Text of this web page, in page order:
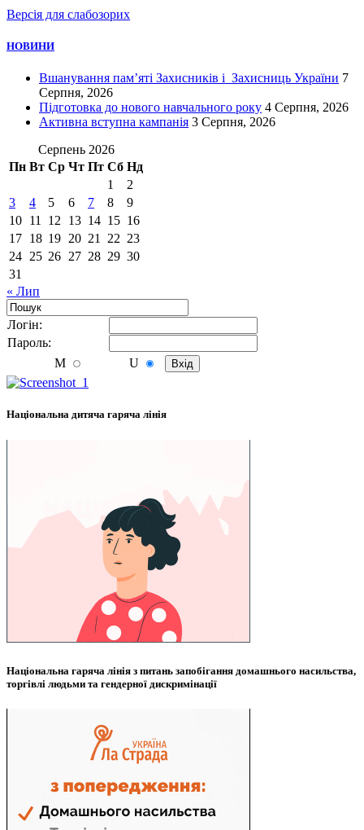
Версія для слабозорих
НОВИНИ
Вшанування пам’яті Захисників і Захисниць України 7
Серпня, 2026
Підготовка до нового навчального року 4 Серпня, 2026
Активна вступна кампанія 3 Серпня, 2026
Серпень 2026
Пн Вт Ср Чт Пт Сб Нд
1
2
3
4 5 6 7 8
9
10 11 12 13 14 15 16
17 18 19 20 21 22 23
24 25 26 27 28 29 30
31
« Лип
Логiн:
Пароль:
M
U
Національна дитяча гаряча лінія
Національна гаряча лінія з питань запобігання домашнього насильства,
торгівлі людьми та гендерної дискримінації